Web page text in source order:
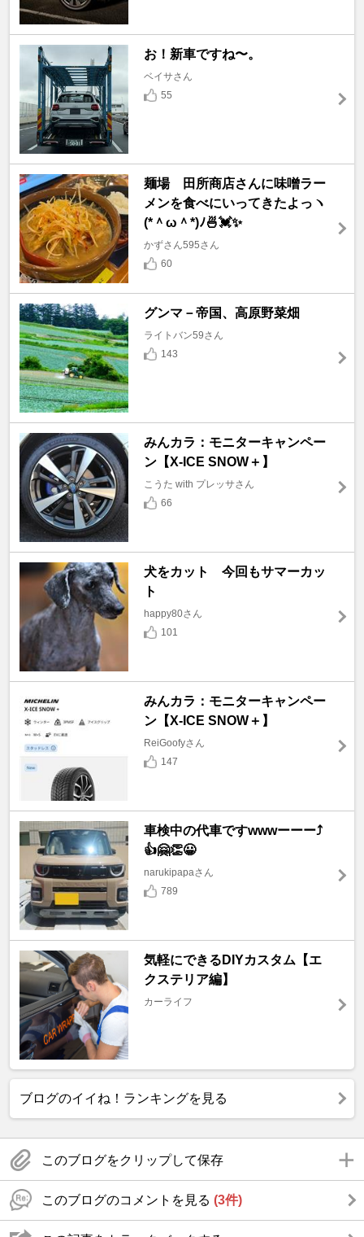
お！新車ですね〜。
ベイサさん
55
麺場 田所商店さんに味噌ラー
メンを食べにいってきたよっヽ
(*＾ω＾*)ﾉ🍜💓✨
かずさん595さん
60
グンマ－帝国、高原野菜畑
ライトバン59さん
143
みんカラ：モニターキャンペー
ン【X-ICE SNOW＋】
こうた with プレッサさん
66
犬をカット 今回もサマーカッ
ト
happy80さん
101
みんカラ：モニターキャンペー
ン【X-ICE SNOW＋】
ReiGoofyさん
147
車検中の代車ですwwwーーー⤴️
👍🤗👏😀
narukipapaさん
789
気軽にできるDIYカスタム【エ
クステリア編】
カーライフ
ブログのイイね！ランキングを見る
このブログをクリップして保存
このブログのコメントを見る (3件)